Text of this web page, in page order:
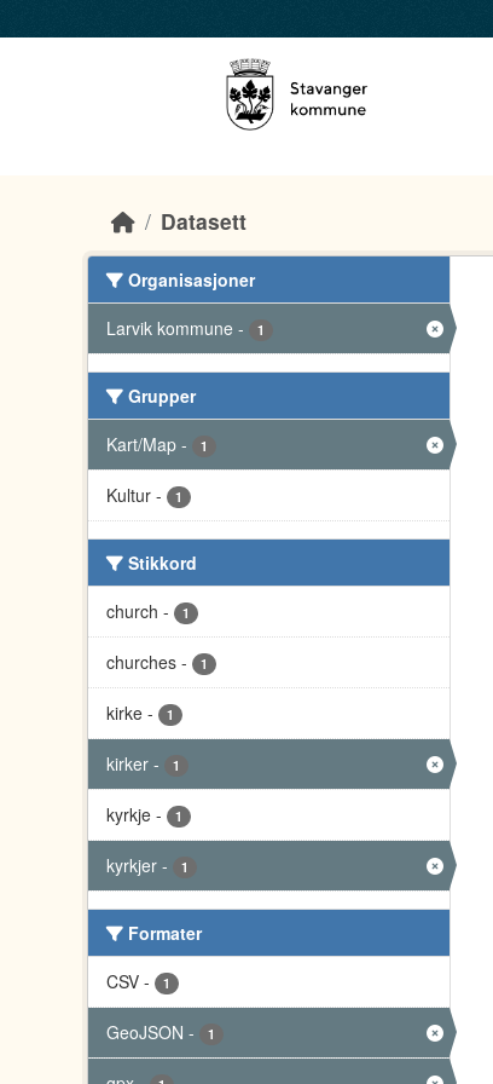
Datasett
Organisasjoner
Larvik kommune - 1
Grupper
Kart/Map - 1
Kultur - 1
Stikkord
church - 1
churches - 1
kirke - 1
kirker - 1
kyrkje - 1
kyrkjer - 1
Formater
CSV - 1
GeoJSON - 1